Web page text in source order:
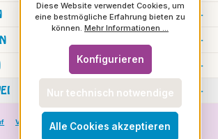
Versand und Zahlung
Versand in die Schweiz
Rundbrief
Diese Website verwendet Cookies, um
eine bestmögliche Erfahrung bieten zu
können. Mehr Informationen ...
Nur technisch notwendige
Konfigurieren
Alle Cookies akzeptieren